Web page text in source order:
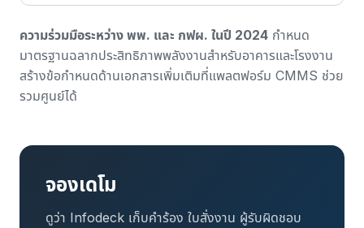
ความร่วมมือระหว่าง พพ. และ กฟผ. ในปี 2024 กำหนด
มาตรฐานฉลากประสิทธิภาพพลังงานสำหรับอาคารและโรงงาน
สร้างข้อกำหนดด้านเอกสารเพิ่มเติมที่แพลตฟอร์ม CMMS ช่วย
รวมศูนย์ได้
จองเดโม
ดูว่า Infodeck เก็บคำร้อง ใบสั่งงาน ผู้รับผิดชอบ